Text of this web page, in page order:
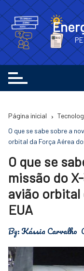
para
o
conteúdo
Página inicial
O que se sabe sobre a
orbital da Força Aérea
O que se
missão do
avião orbital
EUA
By:Kássia Carvalho